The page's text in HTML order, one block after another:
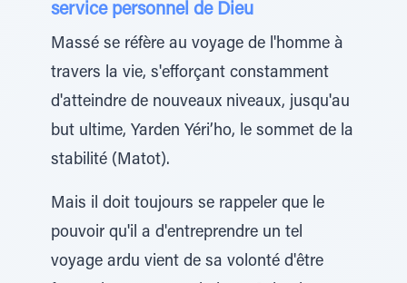
service personnel de Dieu
Massé se réfère au voyage de l'homme à
travers la vie, s'efforçant constamment
d'atteindre de nouveaux niveaux, jusqu'au
but ultime, Yarden Yéri’ho, le sommet de la
stabilité (Matot).
Mais il doit toujours se rappeler que le
pouvoir qu'il a d'entreprendre un tel
voyage ardu vient de sa volonté d'être